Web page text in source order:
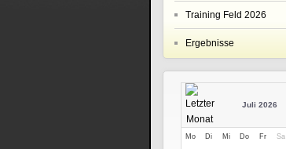
Training Feld 2026
Ergebnisse
Juli 2026
Mo Di Mi Do Fr Sa